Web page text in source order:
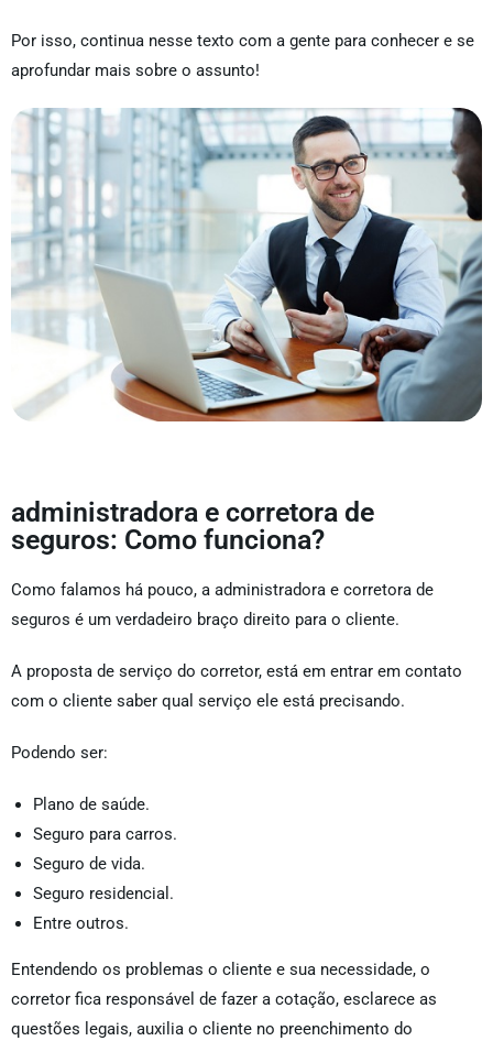
Por isso, continua nesse texto com a gente para conhecer e se
aprofundar mais sobre o assunto!
administradora e corretora de
seguros: Como funciona?
Como falamos há pouco, a administradora e corretora de
seguros é um verdadeiro braço direito para o cliente.
A proposta de serviço do corretor, está em entrar em contato
com o cliente saber qual serviço ele está precisando.
Podendo ser:
Plano de saúde.
Seguro para carros.
Seguro de vida.
Seguro residencial.
Entre outros.
Entendendo os problemas o cliente e sua necessidade, o
corretor fica responsável de fazer a cotação, esclarece as
questões legais, auxilia o cliente no preenchimento do